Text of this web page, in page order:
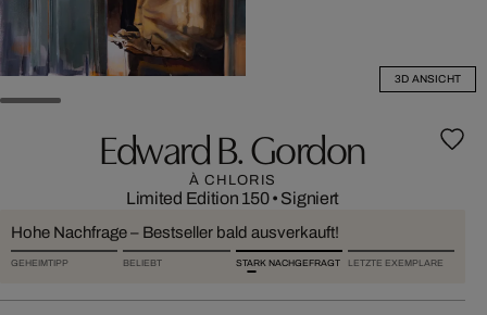
3D ANSICHT
Edward B. Gordon
À CHLORIS
Limited Edition 150• Signiert
Hohe Nachfrage – Bestseller bald ausverkauft!
GEHEIMTIPP BELIEBT STARK NACHGEFRAGT LETZTE EXEMPLARE